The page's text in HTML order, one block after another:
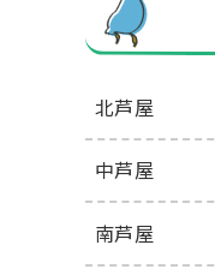
北芦屋
中芦屋
南芦屋